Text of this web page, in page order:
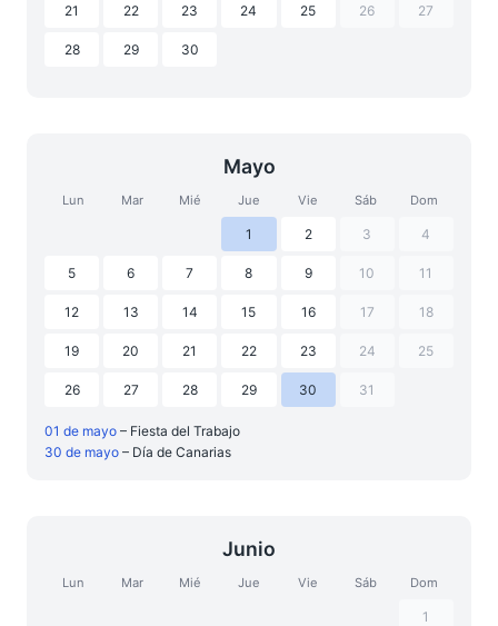
21 22 23 24 25 26 27
28 29 30
Mayo
Lun Mar Mié Jue Vie Sáb Dom
1 2 3 4
5 6 7 8 9 10 11
12 13 14 15 16 17 18
19 20 21 22 23 24 25
26 27 28 29 30 31
01 de mayo – Fiesta del Trabajo
30 de mayo – Día de Canarias
Junio
Lun Mar Mié Jue Vie Sáb Dom
1